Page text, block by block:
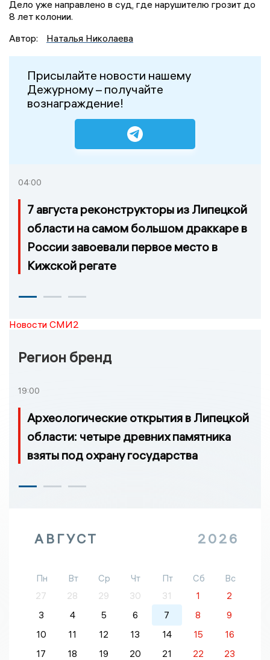
Дело уже направлено в суд, где нарушителю грозит до
8 лет колонии.
Автор:
Наталья Николаева
Присылайте новости нашему
Дежурному – получайте
вознаграждение!
04:00
7 августа реконструкторы из Липецкой
области на самом большом драккаре в
России завоевали первое место в
Кижской регате
Новости СМИ2
Регион бренд
19:00
Археологические открытия в Липецкой
области: четыре древних памятника
взяты под охрану государства
АВГУСТ 2026
Пн Вт Ср Чт Пт Сб
Вс
27
28 29 30 31 1
2
3
4 5 6 7 8
9
10
11 12 13 14 15
16
17
18 19 20 21 22
23